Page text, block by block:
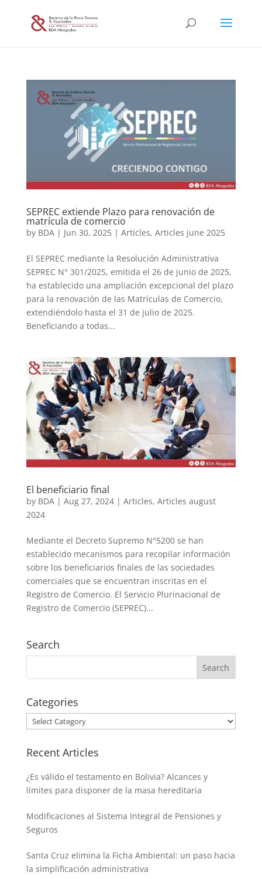
SEPREC extiende Plazo para renovación de
matrícula de comercio
by BDA| Jun 30, 2025| Articles, Articles june 2025
El SEPREC mediante la Resolución Administrativa
SEPREC N° 301/2025, emitida el 26 de junio de 2025,
ha establecido una ampliación excepcional del plazo
para la renovación de las Matrículas de Comercio,
extendiéndolo hasta el 31 de julio de 2025.
Beneficiando a todas...
El beneficiario final
by BDA| Aug 27, 2024| Articles, Articles august
2024
Mediante el Decreto Supremo N°5200 se han
establecido mecanismos para recopilar información
sobre los beneficiarios finales de las sociedades
comerciales que se encuentran inscritas en el
Registro de Comercio. El Servicio Plurinacional de
Registro de Comercio (SEPREC)...
Search
Categories
Categories
Recent Articles
¿Es válido el testamento en Bolivia? Alcances y
límites para disponer de la masa hereditaria
Modificaciones al Sistema Integral de Pensiones y
Seguros
Santa Cruz elimina la Ficha Ambiental: un paso hacia
la simplificación administrativa